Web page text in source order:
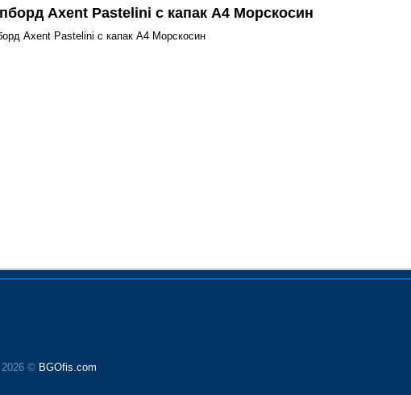
Axent Pastelini с капак А4 Морскосин
Axent Pastelini с капак А4 Морскосин
2026 © BGOfis.com